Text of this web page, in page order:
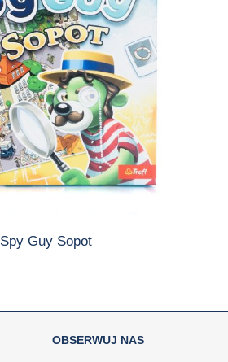
Spy Guy Sopot
OBSERWUJ NAS